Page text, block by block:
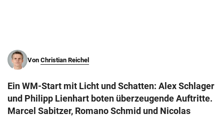
Von Christian Reichel
Ein WM-Start mit Licht und Schatten: Alex Schlager
und Philipp Lienhart boten überzeugende Auftritte.
Marcel Sabitzer, Romano Schmid und Nicolas